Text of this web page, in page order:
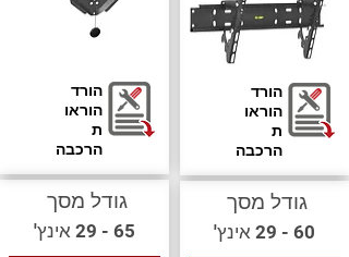
הורד
הוראו
ת
הרכבה
גודל מסך
65 - 29 אינץ'
הורד
הוראו
ת
הרכבה
גודל מסך
60 - 29 אינץ'